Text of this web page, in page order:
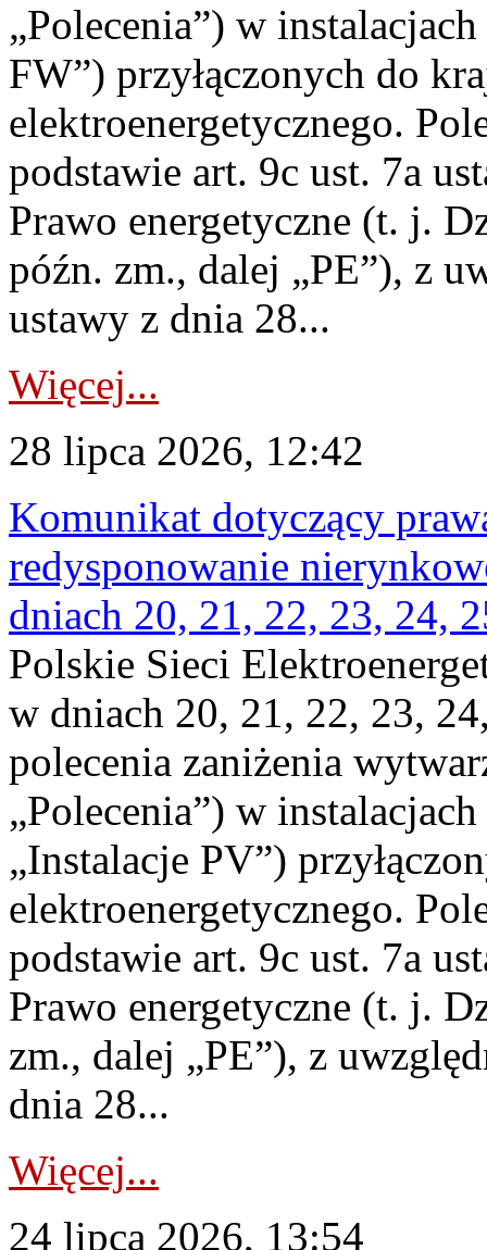
„Polecenia”) w
FW”) przyłączonych do
elektroenergetycznego.
podstawie art. 9c ust. 7a
Prawo energetyczne (t. j.
późn. zm., dalej „PE”), z
ustawy z dnia 28...
Więcej...
28 lipca 2026, 12:42
Komunikat dotyczący
redysponowanie
dniach 20, 21, 22, 23, 24,
Polskie Sieci
w dniach 20, 21, 22, 23,
polecenia zaniżenia
„Polecenia”) w
„Instalacje PV”)
elektroenergetycznego.
podstawie art. 9c ust. 7a
Prawo energetyczne (t. j.
zm., dalej „PE”), z
dnia 28...
Więcej...
24 lipca 2026, 13:54